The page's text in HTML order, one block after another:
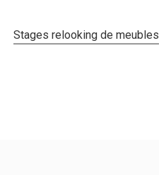
Stages relooking de meubles